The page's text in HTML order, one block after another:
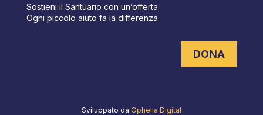
Sostieni il Santuario con un’offerta.
Ogni piccolo aiuto fa la differenza.
DONA
Sviluppato da Ophelia Digital